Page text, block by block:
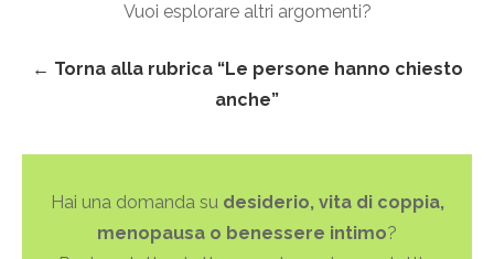
Vuoi esplorare altri argomenti?
← Torna alla rubrica “Le persone hanno chiesto
anche”
Hai una domanda su desiderio, vita di coppia,
menopausa o benessere intimo?